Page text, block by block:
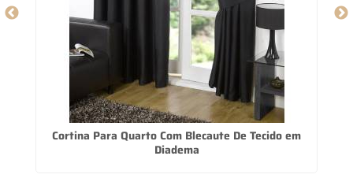
Cortina Para Quarto Com Blecaute De Tecido em
Diadema